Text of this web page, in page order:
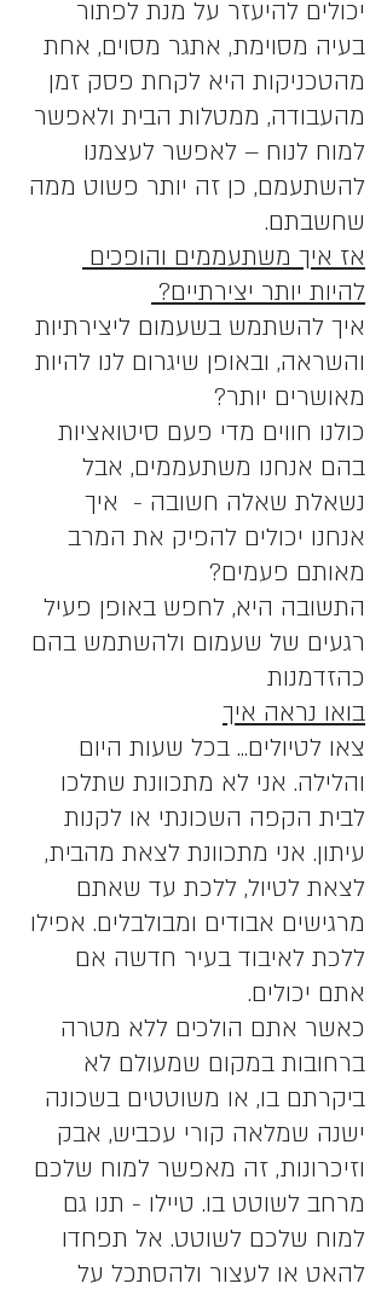
יכולים להיעזר על מנת לפתור
בעיה מסוימת, אתגר מסוים, אחת
מהטכניקות היא לקחת פסק זמן
מהעבודה, ממטלות הבית ולאפשר
למוח לנוח – לאפשר לעצמנו
להשתעמם, כן זה יותר פשוט ממה
שחשבתם.
אז איך משתעממים והופכים
להיות יותר יצירתיים?
איך להשתמש בשעמום ליצירתיות
והשראה, ובאופן שיגרום לנו להיות
מאושרים יותר?
כולנו חווים מדי פעם סיטואציות
בהם אנחנו משתעממים, אבל
נשאלת שאלה חשובה -  איך
אנחנו יכולים להפיק את המרב
מאותם פעמים?
התשובה היא, לחפש באופן פעיל
רגעים של שעמום ולהשתמש בהם
כהזדמנות
בואו נראה איך
צאו לטיולים... בכל שעות היום
והלילה. אני לא מתכוונת שתלכו
לבית הקפה השכונתי או לקנות
עיתון. אני מתכוונת לצאת מהבית,
לצאת לטיול, ללכת עד שאתם
מרגישים אבודים ומבולבלים. אפילו
ללכת לאיבוד בעיר חדשה אם
אתם יכולים.
כאשר אתם הולכים ללא מטרה
ברחובות במקום שמעולם לא
ביקרתם בו, או משוטטים בשכונה
ישנה שמלאה קורי עכביש, אבק
וזיכרונות, זה מאפשר למוח שלכם
מרחב לשוטט בו. טיילו - תנו גם
למוח שלכם לשוטט. אל תפחדו
להאט או לעצור ולהסתכל על